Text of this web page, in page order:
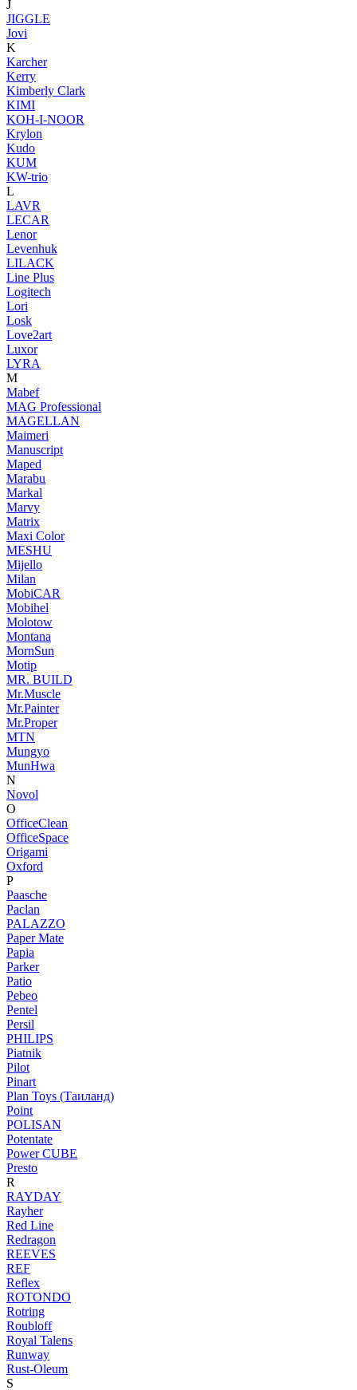
J
JIGGLE
Jovi
K
Karcher
Kerry
Kimberly Clark
KIMI
KOH-I-NOOR
Krylon
Kudo
KUM
KW-trio
L
LAVR
LECAR
Lenor
Levenhuk
LILACK
Line Plus
Logitech
Lori
Losk
Love2art
Luxor
LYRA
M
Mabef
MAG Professional
MAGELLAN
Maimeri
Manuscript
Maped
Marabu
Markal
Marvy
Matrix
Maxi Color
MESHU
Mijello
Milan
MobiCAR
Mobihel
Molotow
Montana
MornSun
Motip
MR. BUILD
Mr.Muscle
Mr.Painter
Mr.Proper
MTN
Mungyo
MunHwa
N
Novol
O
OfficeClean
OfficeSpace
Origami
Oxford
P
Paasche
Paclan
PALAZZO
Paper Mate
Papia
Parker
Patio
Pebeo
Pentel
Persil
PHILIPS
Piatnik
Pilot
Pinart
Plan Toys (Таиланд)
Point
POLISAN
Potentate
Power CUBE
Presto
R
RAYDAY
Rayher
Red Line
Redragon
REEVES
REF
Reflex
ROTONDO
Rotring
Roubloff
Royal Talens
Runway
Rust-Oleum
S